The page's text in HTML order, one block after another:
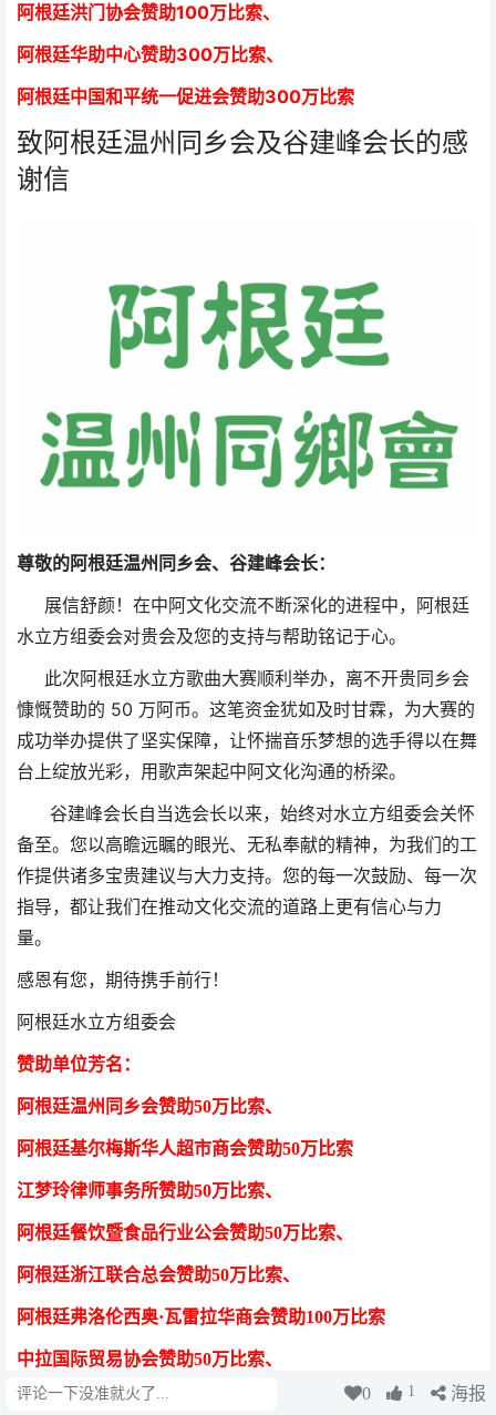
阿根廷洪门协会赞助100万比索、
阿根廷华助中心赞助300万比索、
阿根廷中国和平统一促进会赞助300万比索
致阿根廷温州同乡会及谷建峰会长的感
谢信
尊敬的阿根廷温州同乡会、谷建峰会长：
展信舒颜！在中阿文化交流不断深化的进程中，阿根廷
水立方组委会对贵会及您的支持与帮助铭记于心。
此次阿根廷水立方歌曲大赛顺利举办，离不开贵同乡会
慷慨赞助的 50 万阿币。这笔资金犹如及时甘霖，为大赛的
成功举办提供了坚实保障，让怀揣音乐梦想的选手得以在舞
台上绽放光彩，用歌声架起中阿文化沟通的桥梁。
谷建峰会长自当选会长以来，始终对水立方组委会关怀
备至。您以高瞻远瞩的眼光、无私奉献的精神，为我们的工
作提供诸多宝贵建议与大力支持。您的每一次鼓励、每一次
指导，都让我们在推动文化交流的道路上更有信心与力
量。
感恩有您，期待携手前行！
阿根廷水立方组委会
赞助单位芳名：
阿根廷温州同乡会赞助50万比索、
阿根廷基尔梅斯华人超市商会赞助50万比索
江梦玲律师事务所赞助50万比索、
阿根廷餐饮暨食品行业公会赞助50万比索、
阿根廷浙江联合总会赞助50万比索、
阿根廷弗洛伦西奥·瓦雷拉华商会赞助100万比索
中拉国际贸易协会赞助50万比索、
阿根廷福建同乡会赞助100万比索
评论 0 1 海报